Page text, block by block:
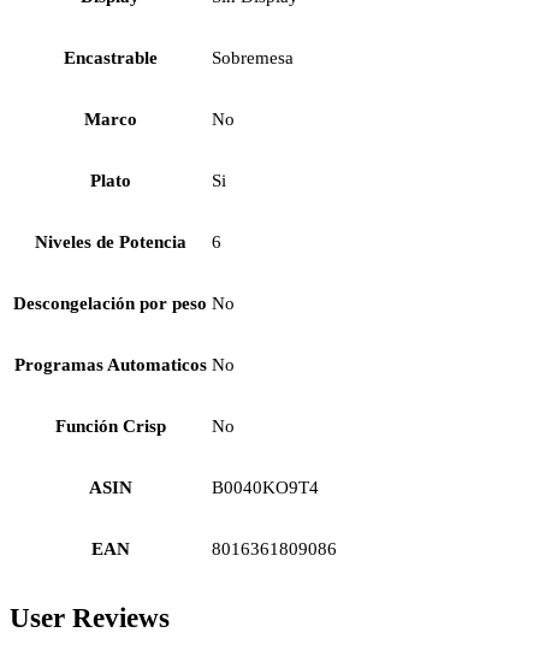
Encastrable Sobremesa
Marco No
Plato Si
Niveles de Potencia 6
Descongelación por peso No
Programas Automaticos No
Función Crisp No
ASIN B0040KO9T4
EAN 8016361809086
User Reviews